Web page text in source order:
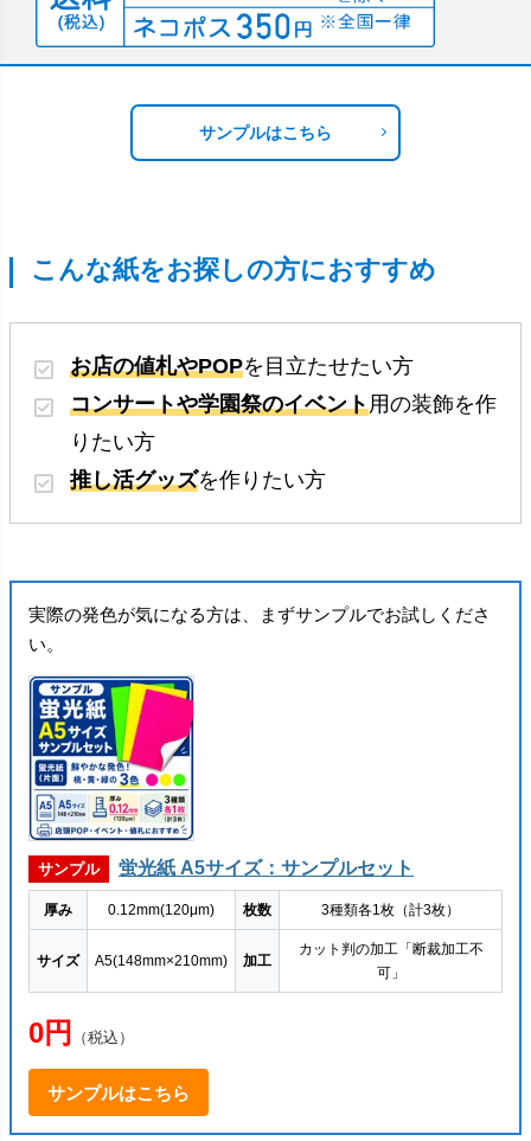
サンプルはこちら
こんな紙をお探しの方におすすめ
お店の値札やPOPを目立たせたい方
コンサートや学園祭のイベント用の装飾を作
りたい方
推し活グッズを作りたい方
実際の発色が気になる方は、まずサンプルでお試しくださ
い。
サンプル 蛍光紙 A5サイズ：サンプルセット
厚み 0.12mm(120μm) 枚数 3種類各1枚（計3枚）
サイズ A5(148mm×210mm) 加工
カット判の加工「断裁加工不
可」
0円 （税込）
サンプルはこちら